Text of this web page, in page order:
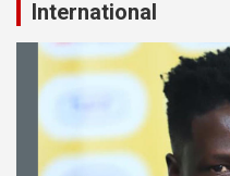
International